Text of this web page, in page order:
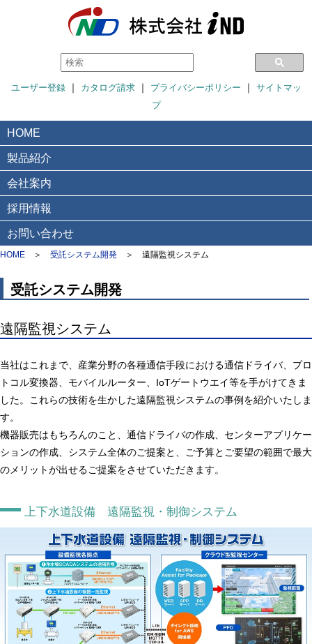
ユーザー登録｜ カタログ請求｜ プライバシーポリシー ｜ サイトマッ
プ
HOME
製品紹介
会社案内
採用情報
お問い合わせ
HOME ＞ 受託システム開発 ＞ 遠隔監視システム
受託システム開発
遠隔監視システム
当社はこれまで、産業分野の各種通信手段における通信ドライバ、プロ
トコル変換器、モバイルルーター、IoTゲートウエイ等を手がけてきま
した。これらの技術を生かした遠隔監視システムの事例を紹介いたしま
す。
機器販売はもちろんのこと、通信ドライバの作成、センターアプリケー
ションの作成、システム全体のご提案と、ご予算とご要望の範囲で最大
のメリットが出せるご提案をさせていただきます。
上下水道設備 遠隔監視・制御システム